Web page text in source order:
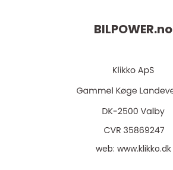
BILPOWER.no
web: www.klikko.dk